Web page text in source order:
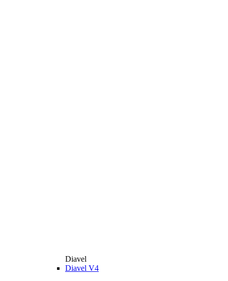
Diavel
Diavel V4